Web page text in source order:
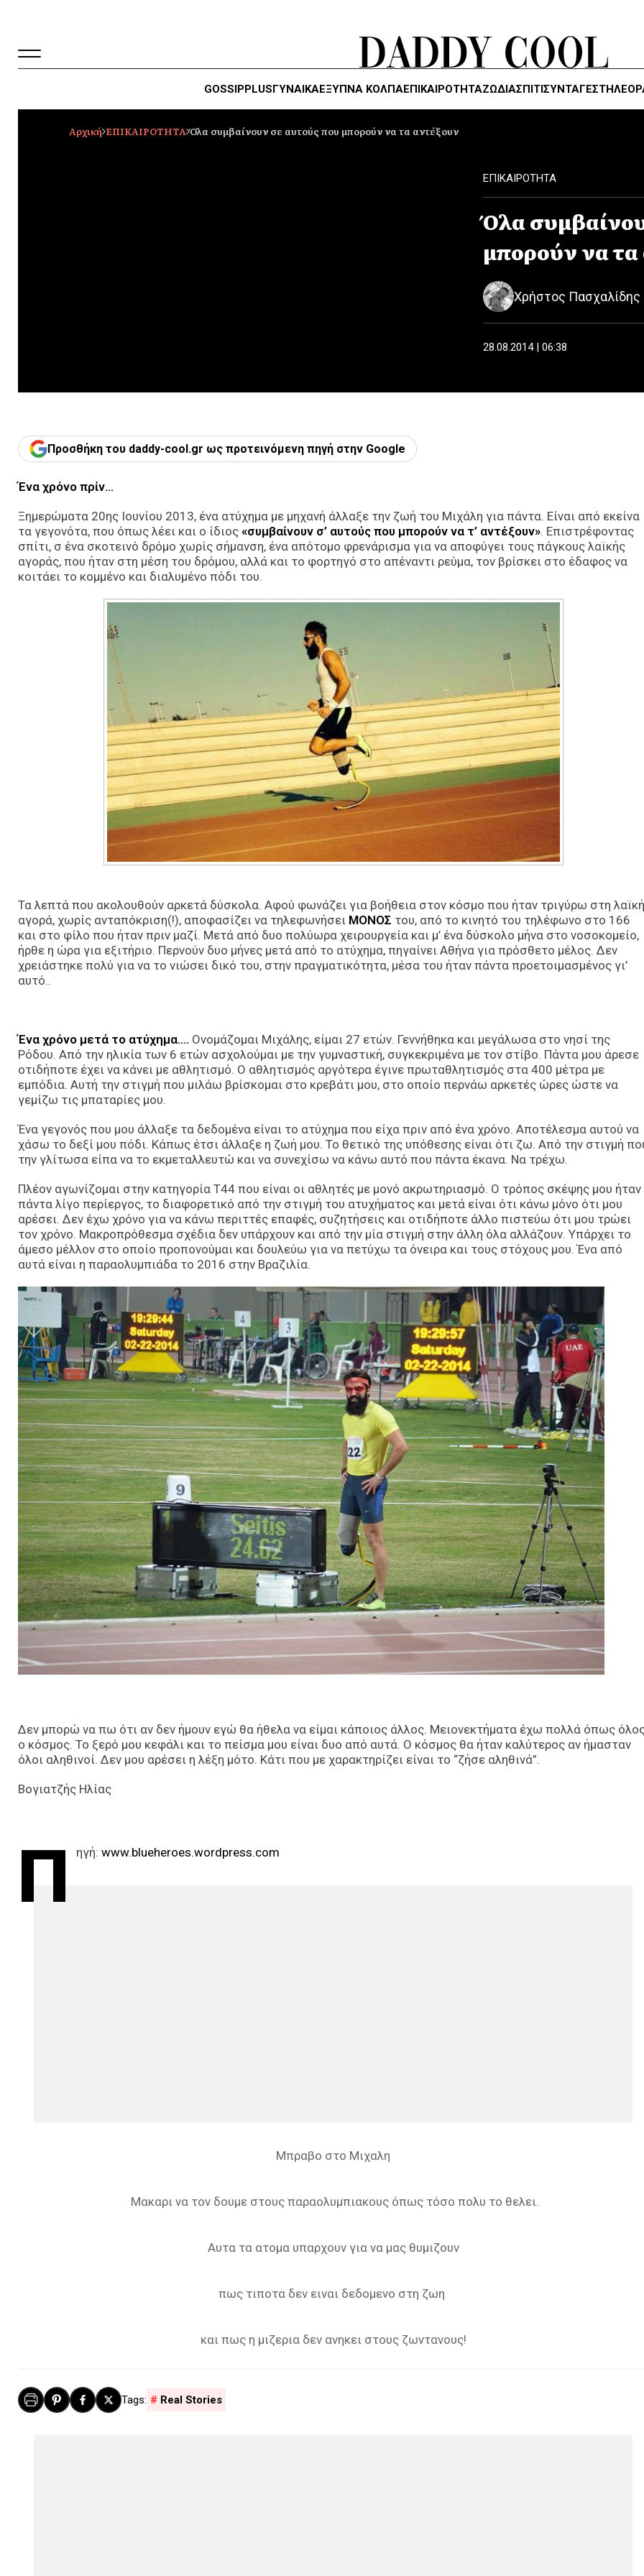
GOSSIPPLUSΓΥΝΑΙΚΑΈΞΥΠΝΑ ΚΌΛΠΑΕΠΙΚΑΙΡΟΤΗΤΑΖΏΔΙΑΣΠΙΤΙΣΥΝΤΑΓΕΣ
Αρχική ΕΠΙΚΑΙΡΟΤΗΤΑ Όλα συμβαίνουν σε αυτούς που μπορούν να τα αντέξουν
ΕΠΙΚΑΙΡΟΤΗΤΑ
Όλα
μπορούν να
Χρήστος Πασχαλίδης
28.08.2014 | 06:38
Προσθήκη του daddy-cool.gr ως προτεινόμενη πηγή στην Google
Ένα χρόνο πρίν…
Ξημερώματα 20ης Ιουνίου 2013, ένα ατύχημα με μηχανή άλλαξε την ζωή του Μιχάλη για πάντα. Είναι από εκείνα
τα γεγονότα, που όπως λέει και ο ίδιος «συμβαίνουν σ’ αυτούς που μπορούν να τ’ αντέξουν». Επιστρέφοντας
σπίτι, σ ένα σκοτεινό δρόμο χωρίς σήμανση, ένα απότομο φρενάρισμα για να αποφύγει τους πάγκους λαϊκής
αγοράς, που ήταν στη μέση του δρόμου, αλλά και το φορτηγό στο απέναντι ρεύμα, τον βρίσκει στο έδαφος να
κοιτάει το κομμένο και διαλυμένο πόδι του.
Τα λεπτά που ακολουθούν αρκετά δύσκολα. Αφού φωνάζει για βοήθεια στον κόσμο που ήταν τριγύρω στη λαϊκή
αγορά, χωρίς ανταπόκριση(!), αποφασίζει να τηλεφωνήσει ΜΟΝΟΣ του, από το κινητό του τηλέφωνο στο 166
και στο φίλο που ήταν πριν μαζί. Μετά από δυο πολύωρα χειρουργεία και μ’ ένα δύσκολο μήνα στο νοσοκομείο,
ήρθε η ώρα για εξιτήριο. Περνούν δυο μήνες μετά από το ατύχημα, πηγαίνει Αθήνα για πρόσθετο μέλος. Δεν
χρειάστηκε πολύ για να το νιώσει δικό του, στην πραγματικότητα, μέσα του ήταν πάντα προετοιμασμένος γι’
αυτό..
Ένα χρόνο μετά το ατύχημα…. Ονομάζομαι Μιχάλης, είμαι 27 ετών. Γεννήθηκα και μεγάλωσα στο νησί της
Ρόδου. Από την ηλικία των 6 ετών ασχολούμαι με την γυμναστική, συγκεκριμένα με τον στίβο. Πάντα μου άρεσε
οτιδήποτε έχει να κάνει με αθλητισμό. Ο αθλητισμός αργότερα έγινε πρωταθλητισμός στα 400 μέτρα με
εμπόδια. Αυτή την στιγμή που μιλάω βρίσκομαι στο κρεβάτι μου, στο οποίο περνάω αρκετές ώρες ώστε να
γεμίζω τις μπαταρίες μου.
Ένα γεγονός που μου άλλαξε τα δεδομένα είναι το ατύχημα που είχα πριν από ένα χρόνο. Αποτέλεσμα αυτού να
χάσω το δεξί μου πόδι. Κάπως έτσι άλλαξε η ζωή μου. Το θετικό της υπόθεσης είναι ότι ζω. Από την στιγμή
την γλίτωσα είπα να το εκμεταλλευτώ και να συνεχίσω να κάνω αυτό που πάντα έκανα. Να τρέχω.
Πλέον αγωνίζομαι στην κατηγορία Τ44 που είναι οι αθλητές με μονό ακρωτηριασμό. Ο τρόπος σκέψης μου ήταν
πάντα λίγο περίεργος, το διαφορετικό από την στιγμή του ατυχήματος και μετά είναι ότι κάνω μόνο ότι μου
αρέσει. Δεν έχω χρόνο για να κάνω περιττές επαφές, συζητήσεις και οτιδήποτε άλλο πιστεύω ότι μου τρώει
τον χρόνο. Μακροπρόθεσμα σχέδια δεν υπάρχουν και από την μία στιγμή στην άλλη όλα αλλάζουν. Υπάρχει το
άμεσο μέλλον στο οποίο προπονούμαι και δουλεύω για να πετύχω τα όνειρα και τους στόχους μου. Ένα από
αυτά είναι η παραολυμπιάδα το 2016 στην Βραζιλία.
Δεν μπορώ να πω ότι αν δεν ήμουν εγώ θα ήθελα να είμαι κάποιος άλλος. Μειονεκτήματα έχω πολλά όπως
ο κόσμος. Το ξερό μου κεφάλι και το πείσμα μου είναι δυο από αυτά. Ο κόσμος θα ήταν καλύτερος αν ήμασταν
όλοι αληθινοί. Δεν μου αρέσει η λέξη μότο. Κάτι που με χαρακτηρίζει είναι το “ζήσε αληθινά”.
Βογιατζής Ηλίας
Π ηγή:www.blueheroes.wordpress.com
Μπραβο στο Μιχαλη
Μακαρι να τον δουμε στους παραολυμπιακους όπως τόσο πολυ το θελει.
Αυτα τα ατομα υπαρχουν για να μας θυμιζουν
πως τιποτα δεν ειναι δεδομενο στη ζωη
και πως η μιζερια δεν ανηκει στους ζωντανους!
Real Stories